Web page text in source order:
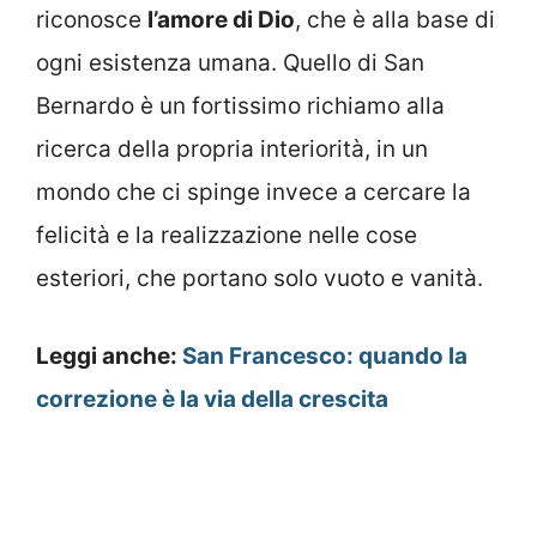
riconosce l’amore di Dio, che è alla base di
ogni esistenza umana. Quello di San
Bernardo è un fortissimo richiamo alla
ricerca della propria interiorità, in un
mondo che ci spinge invece a cercare la
felicità e la realizzazione nelle cose
esteriori, che portano solo vuoto e vanità.
Leggi anche: San Francesco: quando la
correzione è la via della crescita